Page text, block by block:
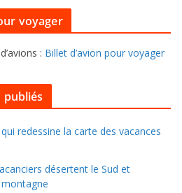
voyager
: Billet d’avion pour voyager
redessine la carte des vacances
désertent le Sud et